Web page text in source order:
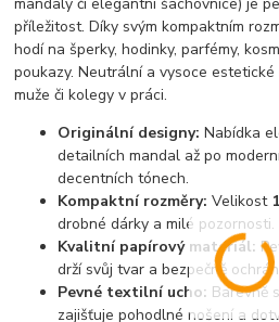
příležitost. Díky svým kompaktním
hodí na šperky, hodinky, parfémy,
poukazy. Neutrální a vysoce
muže či kolegy v práci.
Originální designy: Nabídka
detailních mandal až po
decentních tónech.
Kompaktní rozměry: Velikost
drobné dárky a milé pozornosti.
Kvalitní papírový materiál:
drží svůj tvar a bezpečně
Pevné textilní ucho: Barevně
zajišťuje pohodlné nošení a